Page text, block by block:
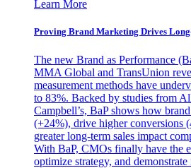
Learn More
Proving Brand Marketing Drives
The new Brand as Performance
MMA Global and TransUnion
measurement methods have
to 83%. Backed by studies from
Campbell’s, BaP shows how
(+24%), drive higher conversions
greater long-term sales impact
With BaP, CMOs finally have the
optimize strategy, and